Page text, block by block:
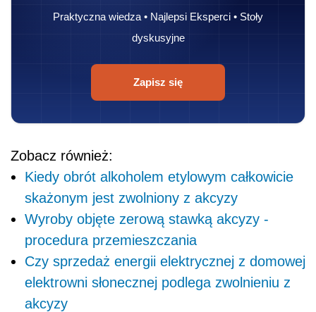
Praktyczna wiedza • Najlepsi Eksperci • Stoły
dyskusyjne
Zapisz się
Zobacz również:
Kiedy obrót alkoholem etylowym całkowicie
skażonym jest zwolniony z akcyzy
Wyroby objęte zerową stawką akcyzy -
procedura przemieszczania
Czy sprzedaż energii elektrycznej z domowej
elektrowni słonecznej podlega zwolnieniu z
akcyzy